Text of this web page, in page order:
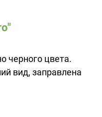
черного цвета.
вид, заправлена